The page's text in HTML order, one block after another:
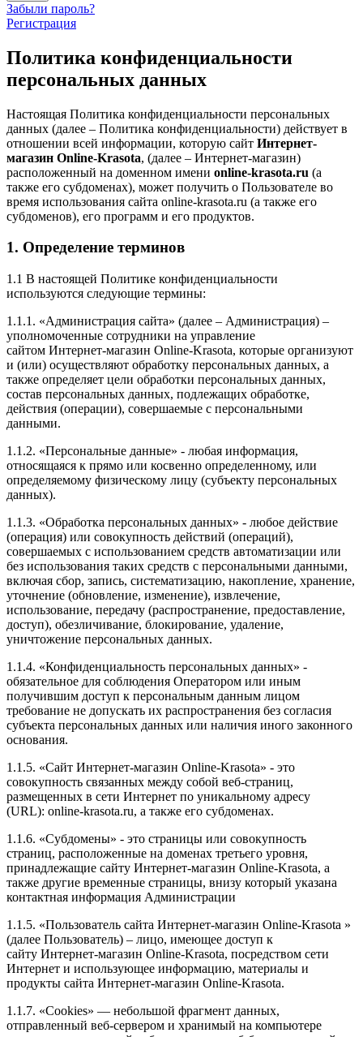
Забыли пароль?
Регистрация
Политика конфиденциальности
персональных данных
Настоящая Политика конфиденциальности персональных
данных (далее – Политика конфиденциальности) действует в
отношении всей информации, которую сайт Интернет-
магазин Online-Krasota, (далее – Интернет-магазин)
расположенный на доменном имени online-krasota.ru (а
также его субдоменах), может получить о Пользователе во
время использования сайта online-krasota.ru (а также его
субдоменов), его программ и его продуктов.
1. Определение терминов
1.1 В настоящей Политике конфиденциальности
используются следующие термины:
1.1.1. «Администрация сайта» (далее – Администрация) –
уполномоченные сотрудники на управление
сайтом Интернет-магазин Online-Krasota, которые организуют
и (или) осуществляют обработку персональных данных, а
также определяет цели обработки персональных данных,
состав персональных данных, подлежащих обработке,
действия (операции), совершаемые с персональными
данными.
1.1.2. «Персональные данные» - любая информация,
относящаяся к прямо или косвенно определенному, или
определяемому физическому лицу (субъекту персональных
данных).
1.1.3. «Обработка персональных данных» - любое действие
(операция) или совокупность действий (операций),
совершаемых с использованием средств автоматизации или
без использования таких средств с персональными данными,
включая сбор, запись, систематизацию, накопление, хранение,
уточнение (обновление, изменение), извлечение,
использование, передачу (распространение, предоставление,
доступ), обезличивание, блокирование, удаление,
уничтожение персональных данных.
1.1.4. «Конфиденциальность персональных данных» -
обязательное для соблюдения Оператором или иным
получившим доступ к персональным данным лицом
требование не допускать их распространения без согласия
субъекта персональных данных или наличия иного законного
основания.
1.1.5. «Сайт Интернет-магазин Online-Krasota» - это
совокупность связанных между собой веб-страниц,
размещенных в сети Интернет по уникальному адресу
(URL): online-krasota.ru, а также его субдоменах.
1.1.6. «Субдомены» - это страницы или совокупность
страниц, расположенные на доменах третьего уровня,
принадлежащие сайту Интернет-магазин Online-Krasota, а
также другие временные страницы, внизу который указана
контактная информация Администрации
1.1.5. «Пользователь сайта Интернет-магазин Online-Krasota »
(далее Пользователь) – лицо, имеющее доступ к
сайту Интернет-магазин Online-Krasota, посредством сети
Интернет и использующее информацию, материалы и
продукты сайта Интернет-магазин Online-Krasota.
1.1.7. «Cookies» — небольшой фрагмент данных,
отправленный веб-сервером и хранимый на компьютере